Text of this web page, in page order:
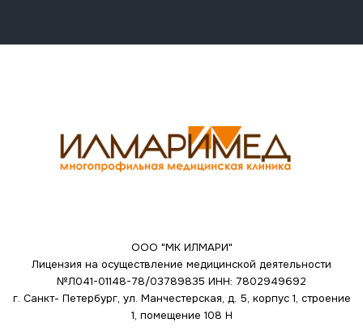
ООО "МК ИЛМАРИ"
Лицензия на осуществление медицинской деятельности
№Л041-01148-78/03789835 ИНН: 7802949692
г. Санкт- Петербург, ул. Манчестерская, д. 5, корпус 1, строение
1, помещение 108 Н